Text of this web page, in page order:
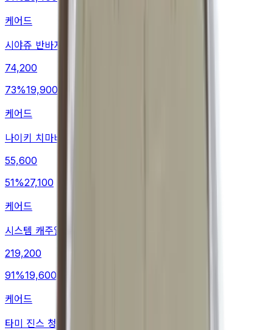
케어드
시야쥬 반바지
74,200
73%19,900
케어드
나이키 치마바지
55,600
51%27,100
케어드
시스템 캐주얼팬츠
219,200
91%19,600
케어드
타미 진스 청바지